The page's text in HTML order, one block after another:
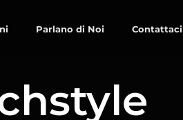
Parlano di Noi Contattaci